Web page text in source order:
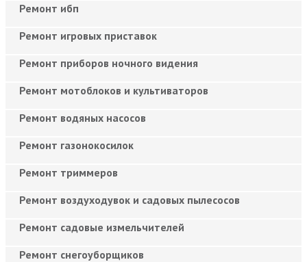
Ремонт ибп
Ремонт игровых приставок
Ремонт приборов ночного видения
Ремонт мотоблоков и культиваторов
Ремонт водяных насосов
Ремонт газонокосилок
Ремонт триммеров
Ремонт воздуходувок и садовых пылесосов
Ремонт садовые измельчителей
Ремонт снегоуборщиков